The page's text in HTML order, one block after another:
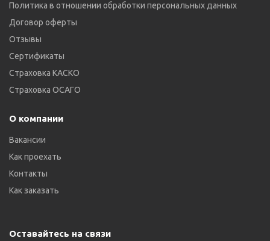
Политика в отношении обработки персональных данных
Договор оферты
Отзывы
Сертификаты
Страховка КАСКО
Страховка ОСАГО
О компании
Вакансии
Как проехать
Контакты
Как заказать
Оставайтесь на связи